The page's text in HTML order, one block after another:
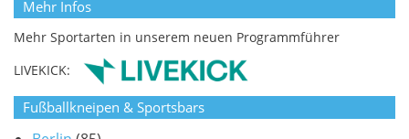
Mehr Infos
Mehr Sportarten in unserem neuen Programmführer
LIVEKICK:
Fußballkneipen & Sportsbars